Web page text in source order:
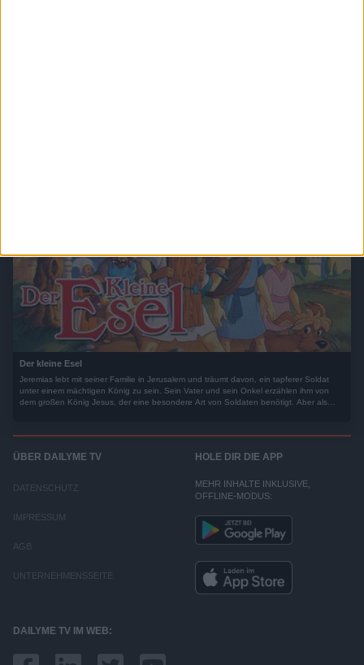
Der kleine Esel
Jeremias lebt mit seiner Familie in Jerusalem und träumt davon, ein tapferer Soldat
unter einem mächtigen König zu sein. Sein Vater und sein Onkel erzählen ihm von
dem großen König Jesus, der eine besondere Art von Soldaten benötigt. Aber als
beizutreten und Jesus auszuspionieren?
ÜBER DAILYME TV
DATENSCHUTZ
IMPRESSUM
AGB
UNTERNEHMENSSEITE
HOLE DIR DIE APP
MEHR INHALTE INKLUSIVE,
OFFLINE-MODUS:
DAILYME TV IM WEB: